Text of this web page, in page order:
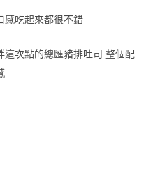
感吃起來都很不錯
這次點的總匯豬排吐司 整個配